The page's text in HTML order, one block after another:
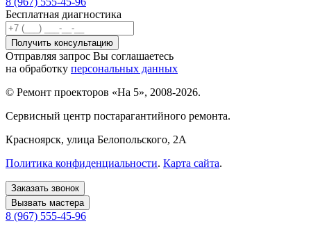
Бесплатная диагностика
Отправляя запрос Вы соглашаетесь
на обработку персональных данных
© Ремонт проекторов «На 5», 2008-2026.
Сервисный центр постарагантийного ремонта.
Красноярск, улица Белопольского, 2А
Политика конфиденциальности. Карта сайта.
Заказать звонок
Вызвать мастера
8 (967) 555-45-96